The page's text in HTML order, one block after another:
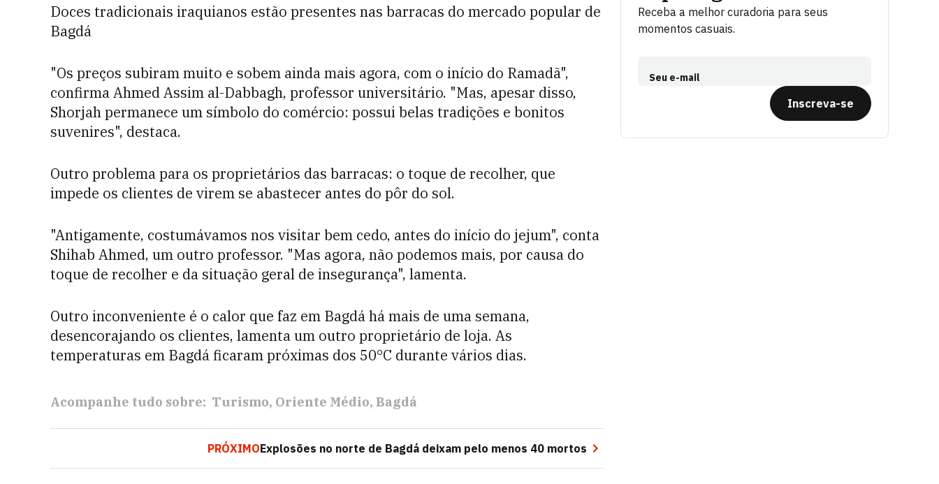
Doces tradicionais iraquianos estão presentes nas barracas do mercado popular de
Bagdá
"Os preços subiram muito e sobem ainda mais agora, com o início do Ramadã",
confirma Ahmed Assim al-Dabbagh, professor universitário. "Mas, apesar disso,
Shorjah permanece um símbolo do comércio: possui belas tradições e bonitos
suvenires", destaca.
Outro problema para os proprietários das barracas: o toque de recolher, que
impede os clientes de virem se abastecer antes do pôr do sol.
"Antigamente, costumávamos nos visitar bem cedo, antes do início do jejum", conta
Shihab Ahmed, um outro professor. "Mas agora, não podemos mais, por causa do
toque de recolher e da situação geral de insegurança", lamenta.
Outro inconveniente é o calor que faz em Bagdá há mais de uma semana,
desencorajando os clientes, lamenta um outro proprietário de loja. As
temperaturas em Bagdá ficaram próximas dos 50°C durante vários dias.
Acompanhe tudo sobre: Turismo Oriente Médio Bagdá
PRÓXIMOExplosões no norte de Bagdá deixam pelo menos 40 mortos
Receba a melhor curadoria para seus
momentos casuais.
Seu e-mail
Inscreva-se